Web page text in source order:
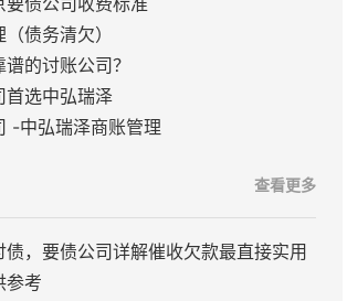
债务清欠）
的讨账公司？
首选中弘瑞泽
-中弘瑞泽商账管理
查看更多
，要债公司详解催收欠款最直接实用
参考